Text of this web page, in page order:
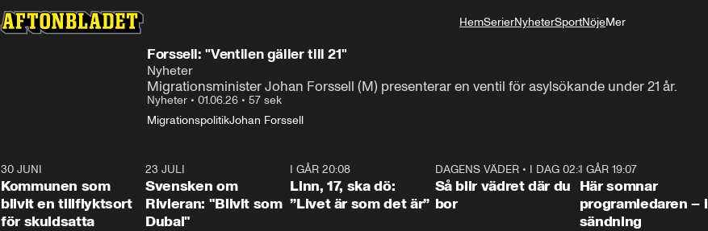
HemSerierNyheterSportNöjeMer
Forssell: "Ventilen gäller till 21"
Nyheter
Migrationsminister Johan Forssell (M) presenterar en ventil för asylsökande under 21 år.
Nyheter • 01.06.26 • 57 sek
MigrationspolitikJohan Forssell
1:24
30 JUNI
Kommunen som
blivit en tillflyktsort
för skuldsatta
23 JULI
Svensken om
Rivieran: "Blivit som
Dubai"
I GÅR 20:08
Linn, 17, ska dö:
”Livet är som det är”
1:06
DAGENS VÄDER• I DAG 02:30
Så blir vädret där du
bor
I GÅR 19:07
Här somnar
programledaren – i
sändning